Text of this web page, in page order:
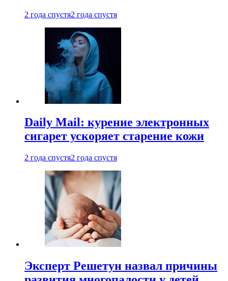
2 года спустя2 года спустя
Daily Mail: курение электронных
сигарет ускоряет старение кожи
2 года спустя2 года спустя
Эксперт Решетун назвал причины